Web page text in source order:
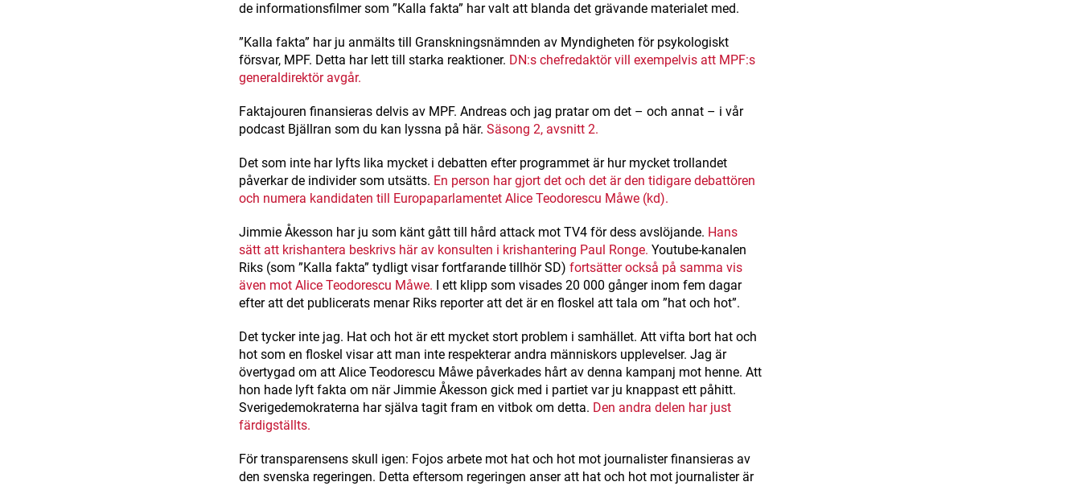
de informationsfilmer som ”Kalla fakta” har valt att blanda det grävande materialet med.
”Kalla fakta” har ju anmälts till Granskningsnämnden av Myndigheten för psykologiskt
försvar, MPF. Detta har lett till starka reaktioner. DN:s chefredaktör vill exempelvis att MPF:s
generaldirektör avgår.
Faktajouren finansieras delvis av MPF. Andreas och jag pratar om det – och annat – i vår
podcast Bjällran som du kan lyssna på här. Säsong 2, avsnitt 2.
Det som inte har lyfts lika mycket i debatten efter programmet är hur mycket trollandet
påverkar de individer som utsätts. En person har gjort det och det är den tidigare debattören
och numera kandidaten till Europaparlamentet Alice Teodorescu Måwe (kd).
Jimmie Åkesson har ju som känt gått till hård attack mot TV4 för dess avslöjande. Hans
sätt att krishantera beskrivs här av konsulten i krishantering Paul Ronge. Youtube-kanalen
Riks (som ”Kalla fakta” tydligt visar fortfarande tillhör SD) fortsätter också på samma vis
även mot Alice Teodorescu Måwe. I ett klipp som visades 20 000 gånger inom fem dagar
efter att det publicerats menar Riks reporter att det är en floskel att tala om ”hat och hot”.
Det tycker inte jag. Hat och hot är ett mycket stort problem i samhället. Att vifta bort hat och
hot som en floskel visar att man inte respekterar andra människors upplevelser. Jag är
övertygad om att Alice Teodorescu Måwe påverkades hårt av denna kampanj mot henne. Att
hon hade lyft fakta om när Jimmie Åkesson gick med i partiet var ju knappast ett påhitt.
Sverigedemokraterna har själva tagit fram en vitbok om detta. Den andra delen har just
färdigställts.
För transparensens skull igen: Fojos arbete mot hat och hot mot journalister finansieras av
den svenska regeringen. Detta eftersom regeringen anser att hat och hot mot journalister är